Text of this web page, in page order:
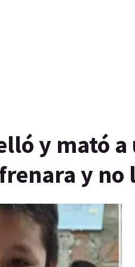
y mató a
y no